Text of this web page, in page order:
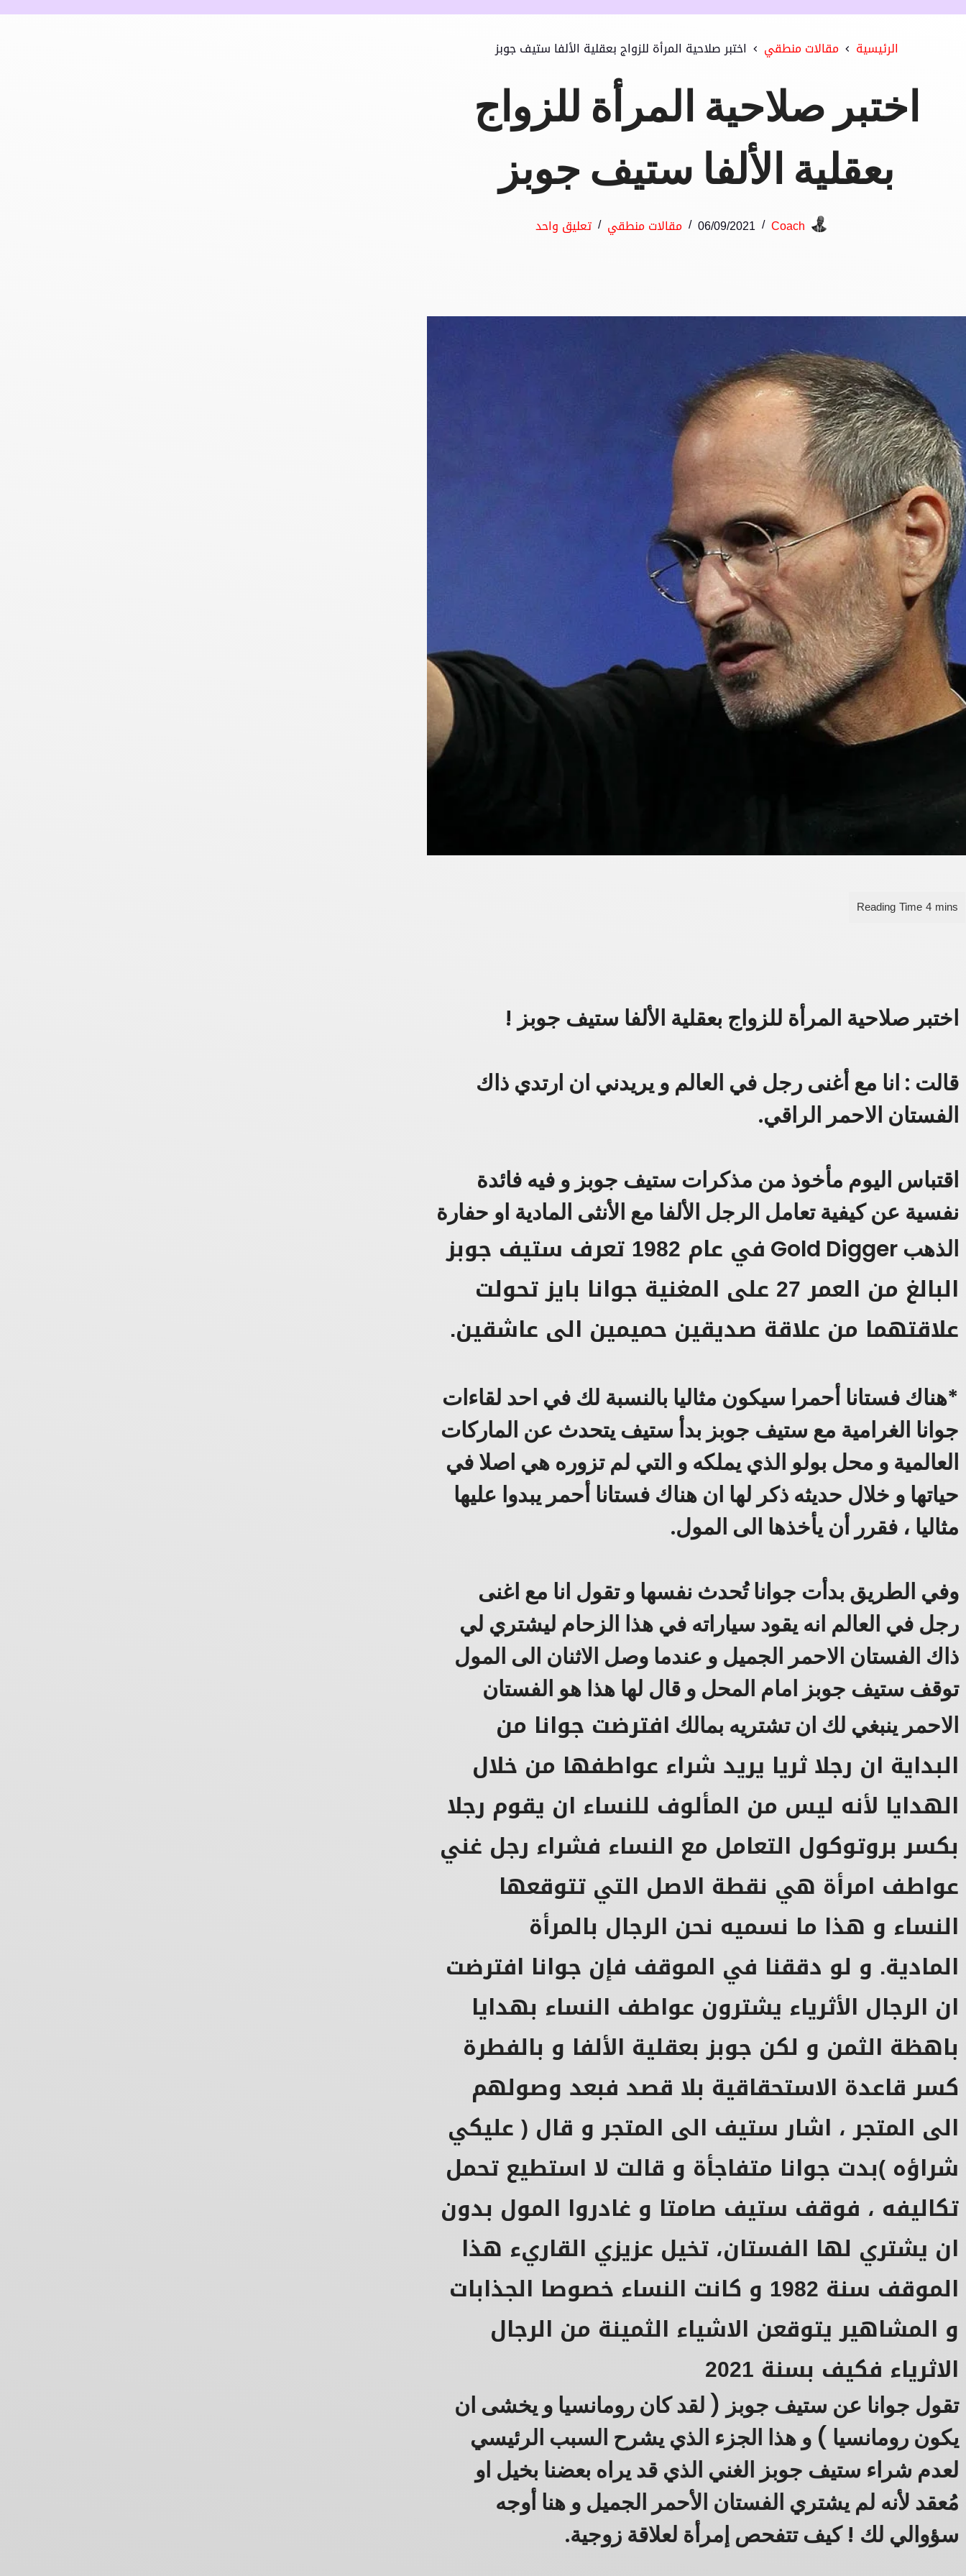
الرئيسية مقالات منطقي اختبر صلاحية المرأة للزواج بعقلية الألفا ستيف جوبز
اختبر صلاحية المرأة للزواج
بعقلية الألفا ستيف جوبز
Coach
06/09/2021 مقالات منطقي تعليق واحد
اختبر صلاحية المرأة للزواج بعقلية الألفا ستيف جوبز !
قالت : انا مع أغنى رجل في العالم و يريدني ان ارتدي ذاك
الفستان الاحمر الراقي.
اقتباس اليوم مأخوذ من مذكرات ستيف جوبز و فيه فائدة
نفسية عن كيفية تعامل الرجل الألفا مع الأنثى المادية او حفارة
الذهب Gold Digger
في عام 1982 تعرف ستيف جوبز
البالغ من العمر 27 على المغنية جوانا بايز تحولت
علاقتهما من علاقة صديقين حميمين الى عاشقين.
*هناك فستانا أحمرا سيكون مثاليا بالنسبة لك في احد لقاءات
جوانا الغرامية مع ستيف جوبز بدأ ستيف يتحدث عن الماركات
العالمية و محل بولو الذي يملكه و التي لم تزوره هي اصلا في
حياتها و خلال حديثه ذكر لها ان هناك فستانا أحمر يبدوا عليها
مثاليا ، فقرر أن يأخذها الى المول.
وفي الطريق بدأت جوانا تُحدث نفسها و تقول انا مع اغنى
رجل في العالم انه يقود سياراته في هذا الزحام ليشتري لي
ذاك الفستان الاحمر الجميل و عندما وصل الاثنان الى المول
توقف ستيف جوبز امام المحل و قال لها هذا هو الفستان
الاحمر ينبغي لك ان تشتريه بمالك افترضت جوانا من
البداية ان رجلا ثريا يريد شراء عواطفها من خلال
الهدايا لأنه ليس من المألوف للنساء ان يقوم رجلا
بكسر بروتوكول التعامل مع النساء فشراء رجل غني
عواطف امرأة هي نقطة الاصل التي تتوقعها
النساء و هذا ما نسميه نحن الرجال بالمرأة
المادية. و لو دققنا في الموقف فإن جوانا افترضت
ان الرجال الأثرياء يشترون عواطف النساء بهدايا
باهظة الثمن و لكن جوبز بعقلية الألفا و بالفطرة
كسر قاعدة الاستحقاقية بلا قصد فبعد وصولهم
الى المتجر ، اشار ستيف الى المتجر و قال ( عليكي
شراؤه )بدت جوانا متفاجأة و قالت لا استطيع تحمل
تكاليفه ، فوقف ستيف صامتا و غادروا المول بدون
ان يشتري لها الفستان، تخيل عزيزي القاريء هذا
الموقف سنة 1982 و كانت النساء خصوصا الجذابات
و المشاهير يتوقعن الاشياء الثمينة من الرجال
الاثرياء فكيف بسنة 2021
تقول جوانا عن ستيف جوبز ( لقد كان رومانسيا و يخشى ان
يكون رومانسيا ) و هذا الجزء الذي يشرح السبب الرئيسي
لعدم شراء ستيف جوبز الغني الذي قد يراه بعضنا بخيل او
مُعقد لأنه لم يشتري الفستان الأحمر الجميل و هنا أوجه
سؤوالي لك ! كيف تتفحص إمرأة لعلاقة زوجية.